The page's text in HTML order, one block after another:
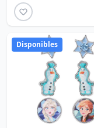
Disponibles